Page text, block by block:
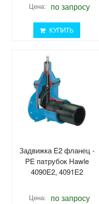
Цена: по запросу
КУПИТЬ
Задвижка E2 фланец -
PE патрубок Hawle
4090E2, 4091E2
Цена: по запросу